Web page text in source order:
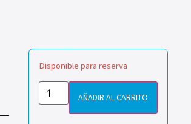
Disponible para reserva
AÑADIR AL CARRITO